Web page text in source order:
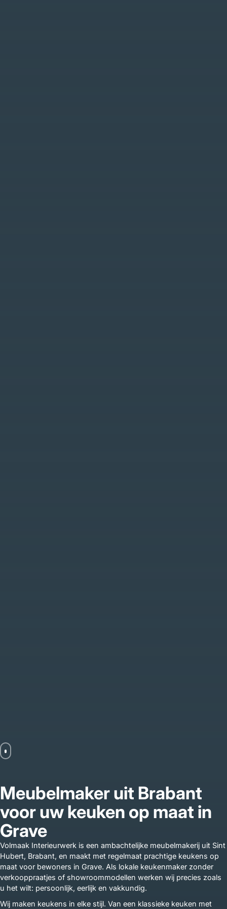
Meubelmaker uit Brabant
voor uw keuken op maat in
Grave
Volmaak Interieurwerk is een ambachtelijke meubelmakerij uit Sint
Hubert, Brabant, en maakt met regelmaat prachtige keukens op
maat voor bewoners in Grave. Als lokale keukenmaker zonder
verkooppraatjes of showroommodellen werken wij precies zoals
u het wilt: persoonlijk, eerlijk en vakkundig.
Wij maken keukens in elke stijl. Van een klassieke keuken met